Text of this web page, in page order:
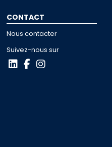
CONTACT
Nous contacter
Suivez-nous sur